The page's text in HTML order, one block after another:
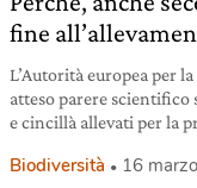
fine
L’Autorità europea per
atteso parere scientifico
e cincillà allevati per la
Biodiversità 16